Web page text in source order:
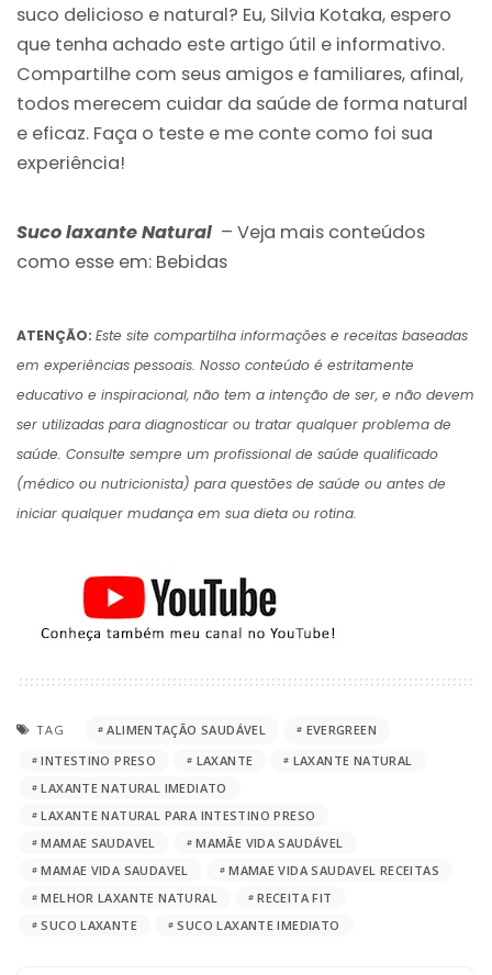
suco delicioso e natural? Eu, Silvia Kotaka, espero
que tenha achado este artigo útil e informativo.
Compartilhe com seus amigos e familiares, afinal,
todos merecem cuidar da saúde de forma natural
e eficaz. Faça o teste e me conte como foi sua
experiência!
Suco laxante Natural – Veja mais conteúdos
como esse em: Bebidas
ATENÇÃO: Este site compartilha informações e receitas baseadas
em experiências pessoais. Nosso conteúdo é estritamente
educativo e inspiracional, não tem a intenção de ser, e não devem
ser utilizadas para diagnosticar ou tratar qualquer problema de
saúde. Consulte sempre um profissional de saúde qualificado
(médico ou nutricionista) para questões de saúde ou antes de
iniciar qualquer mudança em sua dieta ou rotina.
TAG ALIMENTAÇÃO SAUDÁVEL
EVERGREEN
INTESTINO PRESO
LAXANTE
LAXANTE NATURAL
LAXANTE NATURAL IMEDIATO
LAXANTE NATURAL PARA INTESTINO PRESO
MAMAE SAUDAVEL
MAMÃE VIDA SAUDÁVEL
MAMAE VIDA SAUDAVEL
MAMAE VIDA SAUDAVEL RECEITAS
MELHOR LAXANTE NATURAL
RECEITA FIT
SUCO LAXANTE
SUCO LAXANTE IMEDIATO